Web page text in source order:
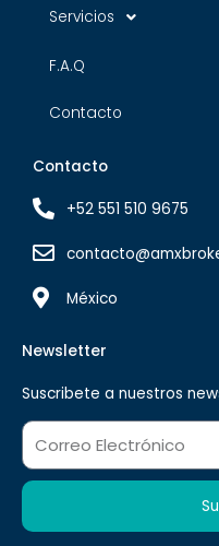
Servicios
F.A.Q
Contacto
Contacto
+52 551 510 9675
México
Newsletter
Suscribete a nuestros
Correo
Electronico